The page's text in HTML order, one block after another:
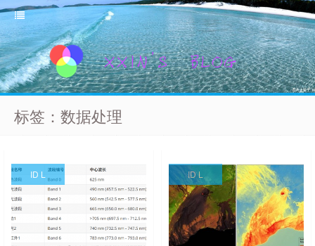
标签：数据处理
ID L ID L